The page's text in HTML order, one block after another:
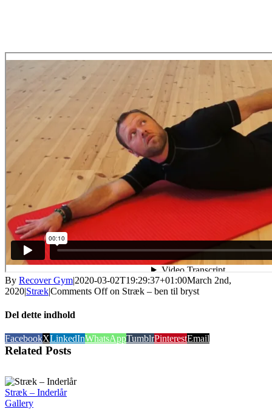
By Recover Gym|2020-03-02T19:29:37+01:00March 2nd,
2020|Stræk|Comments Offon Stræk – ben til bryst
Del dette indhold
FacebookXLinkedInWhatsAppTumblrPinterestEmail
Related Posts
Stræk – Inderlår
Gallery